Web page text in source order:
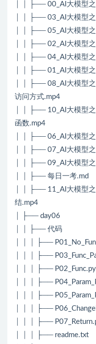
│ │ ├── 00_AI大模型
│ │ ├── 03_AI大模型
│ │ ├── 05_AI大模型
│ │ ├── 02_AI大模型
│ │ ├── 04_AI大模型
│ │ ├── 01_AI大模型
│ │ ├── 08_AI大模型
访问方式.mp4
│ │ ├── 10_AI大模型
函数.mp4
│ │ ├── 06_AI大模型
│ │ ├── 07_AI大模型
│ │ ├── 09_AI大模型
│ │ ├── 每日一考.md
│ │ ├── 11_AI大模型
结.mp4
│ ├── day06
│ │ ├── 代码
│ │ │ ├──
│ │ │ ├──
│ │ │ ├── P02_Func.py
│ │ │ ├──
│ │ │ ├──
│ │ │ ├──
│ │ │ ├──
│ │ │ ├── readme.txt